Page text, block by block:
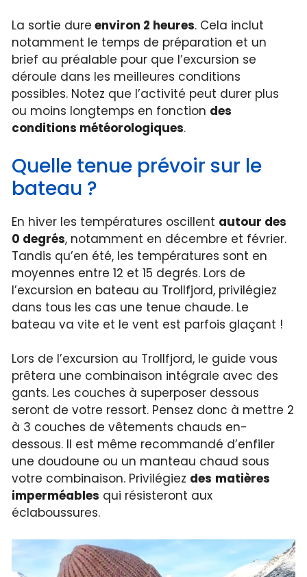
La sortie dure environ 2 heures. Cela inclut
notamment le temps de préparation et un
brief au préalable pour que l’excursion se
déroule dans les meilleures conditions
possibles. Notez que l’activité peut durer plus
ou moins longtemps en fonction des
conditions météorologiques.
Quelle tenue prévoir sur le
bateau ?
En hiver les températures oscillent autour des
0 degrés, notamment en décembre et février.
Tandis qu’en été, les températures sont en
moyennes entre 12 et 15 degrés. Lors de
l’excursion en bateau au Trollfjord, privilégiez
dans tous les cas une tenue chaude. Le
bateau va vite et le vent est parfois glaçant !
Lors de l’excursion au Trollfjord, le guide vous
prêtera une combinaison intégrale avec des
gants. Les couches à superposer dessous
seront de votre ressort. Pensez donc à mettre 2
à 3 couches de vêtements chauds en-
dessous. Il est même recommandé d’enfiler
une doudoune ou un manteau chaud sous
votre combinaison. Privilégiez des matières
imperméables qui résisteront aux
éclaboussures.